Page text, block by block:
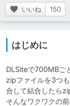
いいね 150
はじめに
DLSiteで700MBご
zipファイルを3つ
合して結合したら
そんなワクワクの